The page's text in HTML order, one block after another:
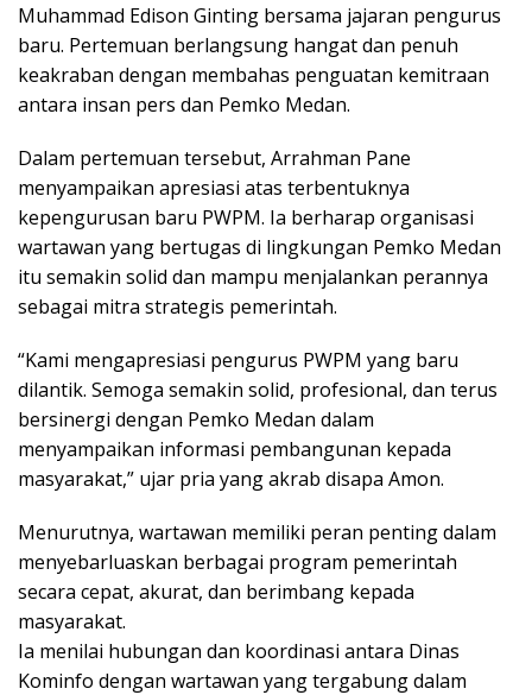
Muhammad Edison Ginting bersama jajaran pengurus
baru. Pertemuan berlangsung hangat dan penuh
keakraban dengan membahas penguatan kemitraan
antara insan pers dan Pemko Medan.
Dalam pertemuan tersebut, Arrahman Pane
menyampaikan apresiasi atas terbentuknya
kepengurusan baru PWPM. Ia berharap organisasi
wartawan yang bertugas di lingkungan Pemko Medan
itu semakin solid dan mampu menjalankan perannya
sebagai mitra strategis pemerintah.
“Kami mengapresiasi pengurus PWPM yang baru
dilantik. Semoga semakin solid, profesional, dan terus
bersinergi dengan Pemko Medan dalam
menyampaikan informasi pembangunan kepada
masyarakat,” ujar pria yang akrab disapa Amon.
Menurutnya, wartawan memiliki peran penting dalam
menyebarluaskan berbagai program pemerintah
secara cepat, akurat, dan berimbang kepada
masyarakat.
Ia menilai hubungan dan koordinasi antara Dinas
Kominfo dengan wartawan yang tergabung dalam